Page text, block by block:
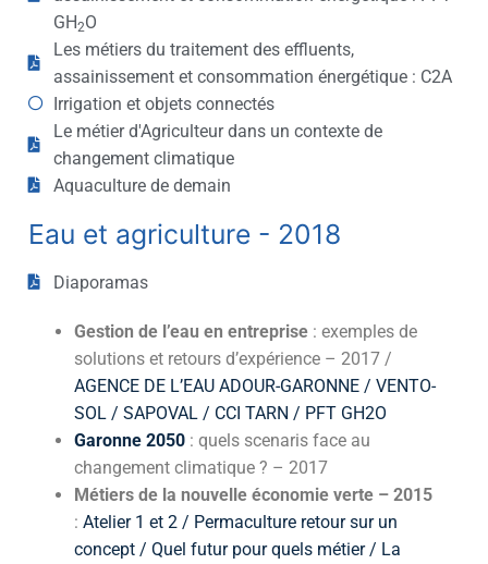
GH2O
Les métiers du traitement des effluents,
assainissement et consommation énergétique : C2A
Irrigation et objets connectés
Le métier d'Agriculteur dans un contexte de
changement climatique
Aquaculture de demain
Eau et agriculture - 2018
Diaporamas
Gestion de l’eau en entreprise: exemples de
solutions et retours d’expérience – 2017 /
AGENCE DE L’EAU ADOUR-GARONNE / VENTO-
SOL / SAPOVAL / CCI TARN / PFT GH2O
Garonne 2050: quels scenaris face au
changement climatique ? – 2017
Métiers de la nouvelle économie verte – 2015
: Atelier 1 et 2 / Permaculture retour sur un
concept/ Quel futur pour quels métier/ La